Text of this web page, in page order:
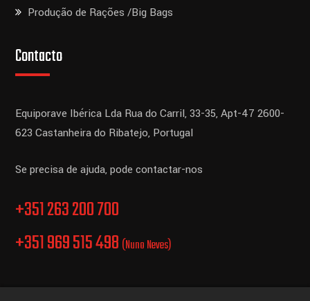
Produção de Rações /Big Bags
Contacto
Equiporave Ibérica LdaRua do Carril, 33-35, Apt-47 2600-
623 Castanheira do Ribatejo, Portugal
Se precisa de ajuda, pode contactar-nos
+351 263 200 700
+351 969 515 498 (Nuno Neves)